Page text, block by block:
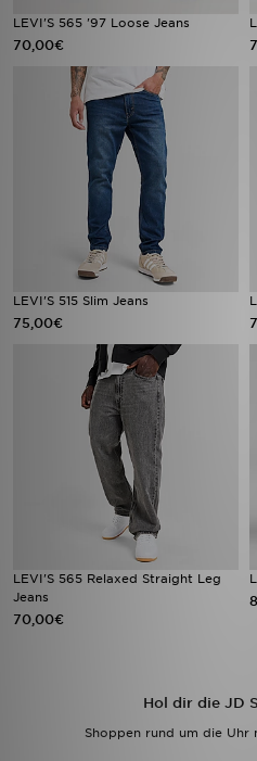
LEVI'S 565 '97 Loose Jeans
70,00€
LEVI'S 515 Slim Jeans
75,00€
LEVI'S 565 Relaxed Straight Leg
Jeans
70,00€
Hol dir die JD
Shoppen rund um die